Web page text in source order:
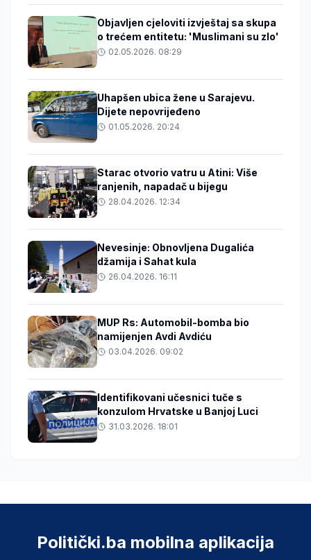
Objavljen cjeloviti izvještaj sa skupa
o trećem entitetu: 'Muslimani su zlo'
02.05.2026. 08:29
Uhapšen ubica žene u Sarajevu.
Dijete nepovrijeđeno
01.05.2026. 20:24
Starac otvorio vatru u Atini: Više
ranjenih, napadač u bijegu
28.04.2026. 12:34
Nevesinje: Obnovljena Dugalića
džamija i Sahat kula
26.04.2026. 16:11
MUP Rs: Automobil-bomba bio
namijenjen Avdi Avdiću
03.04.2026. 09:02
Identifikovani učesnici tuče s
konzulom Hrvatske u Banjoj Luci
31.03.2026. 18:01
Politički.ba mobilna aplikacija